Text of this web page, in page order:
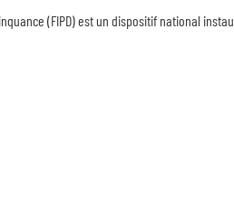
(FIPD) est un dispositif national